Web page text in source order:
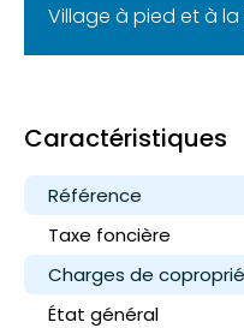
Village à pied et à
Caractéristiques
Référence
Taxe foncière
Charges de
État général